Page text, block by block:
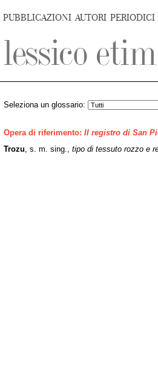
PUBBLICAZIONI AUTORI PERIODICI
Seleziona un glossario:
Opera di riferimento: Il registro di San
Trozu , s. m. sing., tipo di tessuto rozzo e